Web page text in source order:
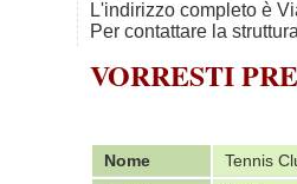
L'indirizzo completo è
Per contattare la
VORRESTI
Nome
Tennis